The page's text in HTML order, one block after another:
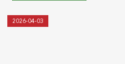
2026-04-03